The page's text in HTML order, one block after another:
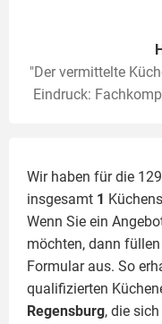
"Der vermittelte
Eindruck:
Wir haben für die
insgesamt 1
Wenn Sie ein
möchten, dann
Formular aus. So
qualifizierten
Regensburg, die